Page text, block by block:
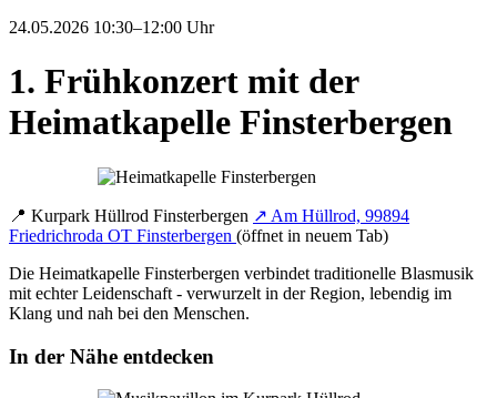
24.05.2026 10:30–12:00 Uhr
1. Frühkonzert mit der
Heimatkapelle Finsterbergen
📍 Kurpark Hüllrod Finsterbergen ↗ Am Hüllrod, 99894
Friedrichroda OT Finsterbergen (öffnet in neuem Tab)
Die Heimatkapelle Finsterbergen verbindet traditionelle Blasmusik
mit echter Leidenschaft - verwurzelt in der Region, lebendig im
Klang und nah bei den Menschen.
In der Nähe entdecken